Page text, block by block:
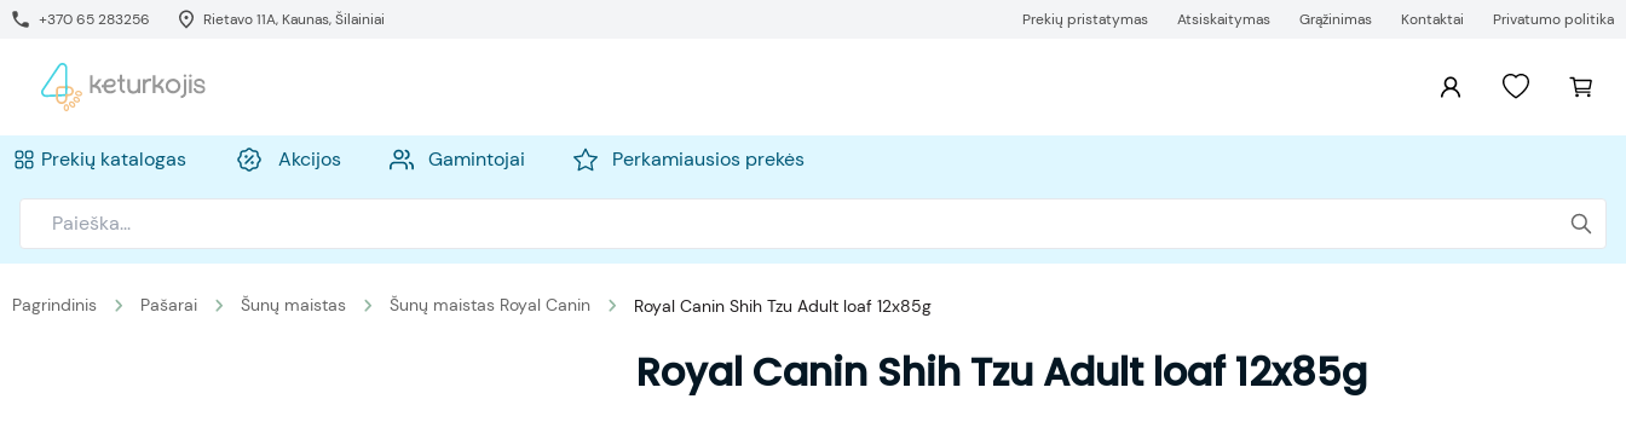
+370 65 283256 Rietavo 11A, Kaunas, Šilainiai Prekių pristatymas Atsiskaitymas Grąžinimas Kontaktai Privatumo politika
Prekių katalogas Akcijos Gamintojai Perkamiausios prekės
Pagrindinis Pašarai Šunų maistas Šunų maistas Royal Canin Royal Canin Shih Tzu Adult loaf 12x85g
Royal Canin Shih Tzu Adult loaf 12x85g